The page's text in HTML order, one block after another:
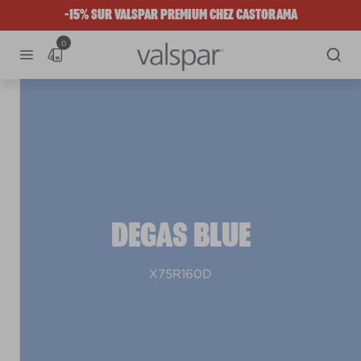
-15% SUR VALSPAR PREMIUM CHEZ CASTORAMA
0
DEGAS BLUE
X75R160D